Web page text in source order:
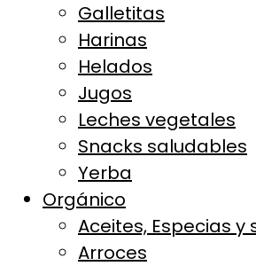
Galletitas
Harinas
Helados
Jugos
Leches vegetales
Snacks saludables
Yerba
Orgánico
Aceites, Especias y
Arroces